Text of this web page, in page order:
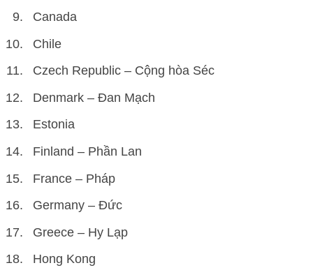
Canada
Chile
Czech Republic – Cộng hòa Séc
Denmark – Đan Mạch
Estonia
Finland – Phần Lan
France – Pháp
Germany – Đức
Greece – Hy Lạp
Hong Kong